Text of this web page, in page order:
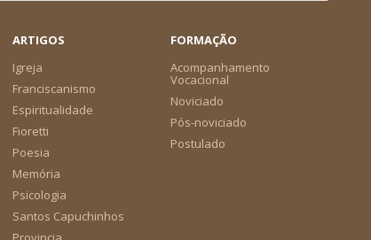
ARTIGOS
Igreja
Franciscanismo
Espiritualidade
Fioretti
Poesia
Memória
Psicologia
Santos Capuchinhos
FORMAÇÃO
Acompanhamento
Vocacional
Noviciado
Pós-noviciado
Postulado